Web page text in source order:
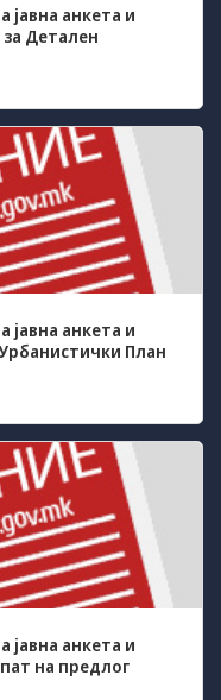
јавна анкета и
за Детален
јавна анкета и
План
јавна анкета и
на предлог
избришани
Вашиот уред
прекинување
тековната
сесија или
на
колачиња
да се
на
е на пример
на
за
(„Apply for this
при
на
за
(користење
„go back“